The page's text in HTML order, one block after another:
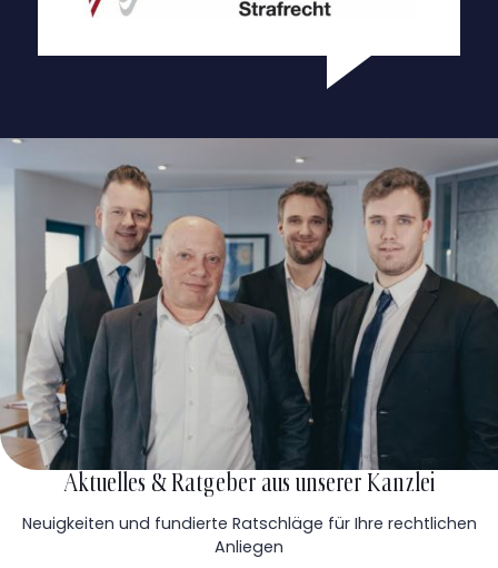
Aktuelles & Ratgeber aus unserer Kanzlei
Neuigkeiten und fundierte Ratschläge für Ihre rechtlichen
Anliegen